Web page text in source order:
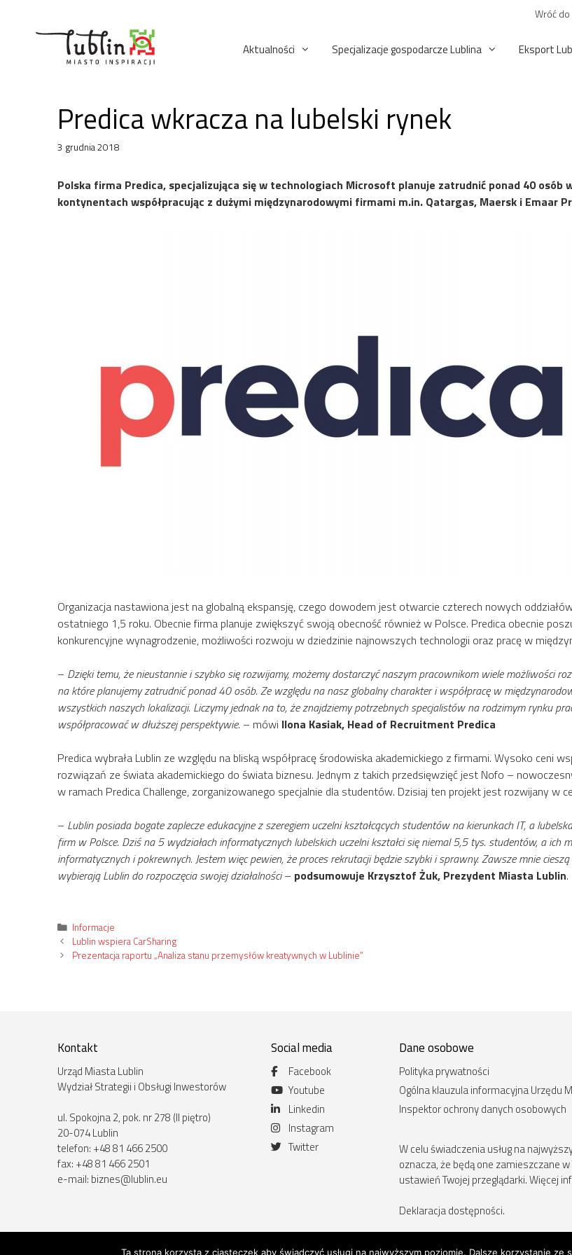
Wróć
Aktualności Specjalizacje gospodarcze Lublina Eksport
Predica wkracza na lubelski rynek
3 grudnia 2018
Polska firma Predica, specjalizująca się w technologiach Microsoft planuje zatrudnić ponad 40
kontynentach współpracując z dużymi międzynarodowymi firmami m.in. Qatargas, Maersk i Emaar
Organizacja nastawiona jest na globalną ekspansję, czego dowodem jest otwarcie czterech nowych
ostatniego 1,5 roku. Obecnie firma planuje zwiększyć swoją obecność również w Polsce. Predica obecnie
konkurencyjne wynagrodzenie, możliwości rozwoju w dziedzinie najnowszych technologii oraz pracę w
– Dzięki temu, że nieustannie i szybko się rozwijamy, możemy dostarczyć naszym pracownikom wiele możliwości
na które planujemy zatrudnić ponad 40 osób. Ze względu na nasz globalny charakter i współpracę w
wszystkich naszych lokalizacji. Liczymy jednak na to, że znajdziemy potrzebnych specjalistów na rodzimym rynku
współpracować w dłuższej perspektywie. – mówi Ilona Kasiak, Head of Recruitment Predica
Predica wybrała Lublin ze względu na bliską współpracę środowiska akademickiego z firmami. Wysoko ceni
rozwiązań ze świata akademickiego do świata biznesu. Jednym z takich przedsięwzięć jest Nofo –
w ramach Predica Challenge, zorganizowanego specjalnie dla studentów. Dzisiaj ten projekt jest rozwijany w
– Lublin posiada bogate zaplecze edukacyjne z szeregiem uczelni kształcących studentów na kierunkach IT, a
firm w Polsce. Dziś na 5 wydziałach informatycznych lubelskich uczelni kształci się niemal 5,5 tys. studentów, a
informatycznych i pokrewnych. Jestem więc pewien, że proces rekrutacji będzie szybki i sprawny. Zawsze mnie
wybierają Lublin do rozpoczęcia swojej działalności– podsumowuje Krzysztof Żuk, Prezydent Miasta Lublin.
Kategorie
Informacje
Lublin wspiera CarSharing
Prezentacja raportu „Analiza stanu przemysłów kreatywnych w Lublinie”
Kontakt
Urząd Miasta Lublin
Wydział Strategii i Obsługi Inwestorów
ul. Spokojna 2, pok. nr 278 (II piętro)
20-074 Lublin
telefon: +48 81 466 2500
fax: +48 81 466 2501
e-mail: biznes@lublin.eu
Social media
Facebook
Youtube
Linkedin
Instagram
Twitter
Dane osobowe
Polityka prywatności
Ogólna klauzula informacyjna Urzędu
Inspektor ochrony danych osobowych
W celu świadczenia usług na
oznacza, że będą one zamieszczane
ustawień Twojej przeglądarki. Więcej
Deklaracja dostępności.
Ta strona korzysta z ciasteczek aby świadczyć usługi na najwyższym poziomie. Dalsze korzystanie ze